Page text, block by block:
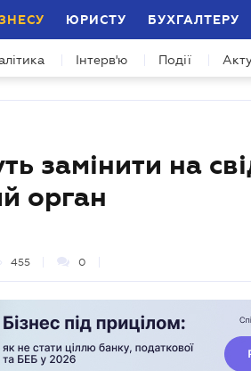
ЮРИСТУ БУХГАЛТЕРУ
Інтерв'ю Події
замінити на
орган
455 0